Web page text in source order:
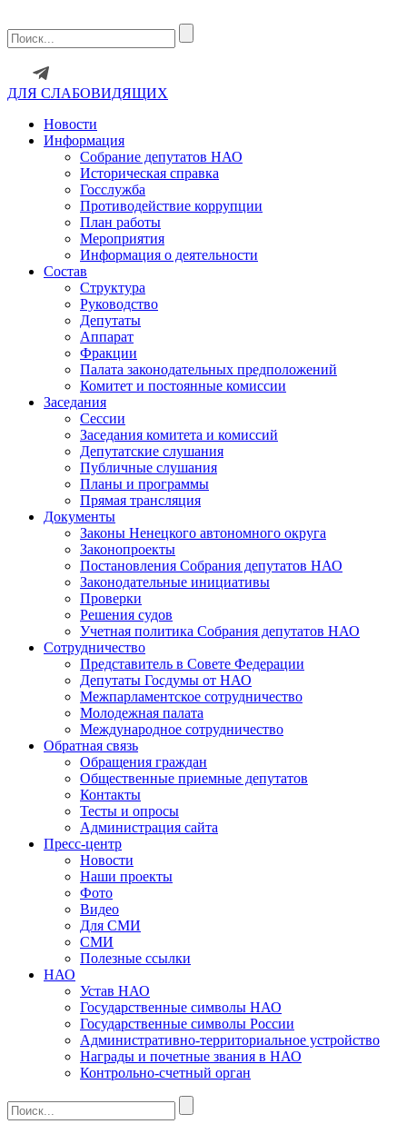
ДЛЯ СЛАБОВИДЯЩИХ
Новости
Информация
Собрание депутатов НАО
Историческая справка
Госслужба
Противодействие коррупции
План работы
Мероприятия
Информация о деятельности
Состав
Структура
Руководство
Депутаты
Аппарат
Фракции
Палата законодательных предположений
Комитет и постоянные комиссии
Заседания
Сессии
Заседания комитета и комиссий
Депутатские слушания
Публичные слушания
Планы и программы
Прямая трансляция
Документы
Законы Ненецкого автономного округа
Законопроекты
Постановления Собрания депутатов НАО
Законодательные инициативы
Проверки
Решения судов
Учетная политика Собрания депутатов НАО
Сотрудничество
Представитель в Совете Федерации
Депутаты Госдумы от НАО
Межпарламентское сотрудничество
Молодежная палата
Международное сотрудничество
Обратная cвязь
Обращения граждан
Общественные приемные депутатов
Контакты
Тесты и опросы
Администрация сайта
Пресс-центр
Новости
Наши проекты
Фото
Видео
Для СМИ
СМИ
Полезные ссылки
НАО
Устав НАО
Государственные символы НАО
Государственные символы России
Административно-территориальное устройство
Награды и почетные звания в НАО
Контрольно-счетный орган